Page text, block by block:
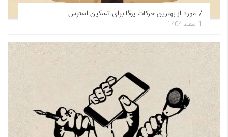
7 مورد از بهترین حرکات یوگا برای تسکین استرس
1 اسفند 1404